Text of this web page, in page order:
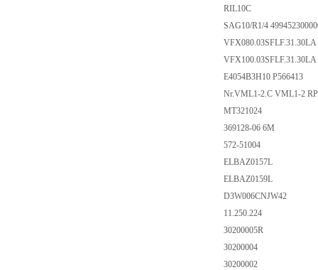
RIL10C
SAG10/R1/4
VFX080.03SFLF.31.30LA
VFX100.03SFLF.31.30LA
E4054B3H10 P566413
Nr.VML1-2.C VML1-2
MT321024
369128-06 6M
572-51004
ELBAZ0157L
ELBAZ0159L
D3W006CNJW42
11.250.224
30200005R
30200004
30200002